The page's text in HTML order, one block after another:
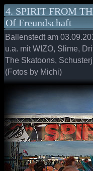
4. SPIRIT FROM
Of Freundschaft
Ballenstedt am
u.a. mit WIZO, Slime,
The Skatoons,
(Fotos by Michi)